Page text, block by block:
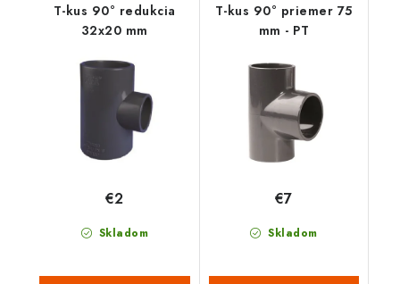
T-kus 90° redukcia
32x20 mm
Skladom
€2
T-kus 90° priemer 75
mm - PT
Skladom
€7